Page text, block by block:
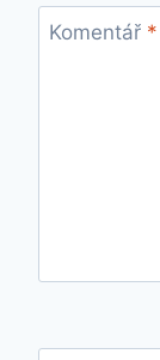
Komentář *